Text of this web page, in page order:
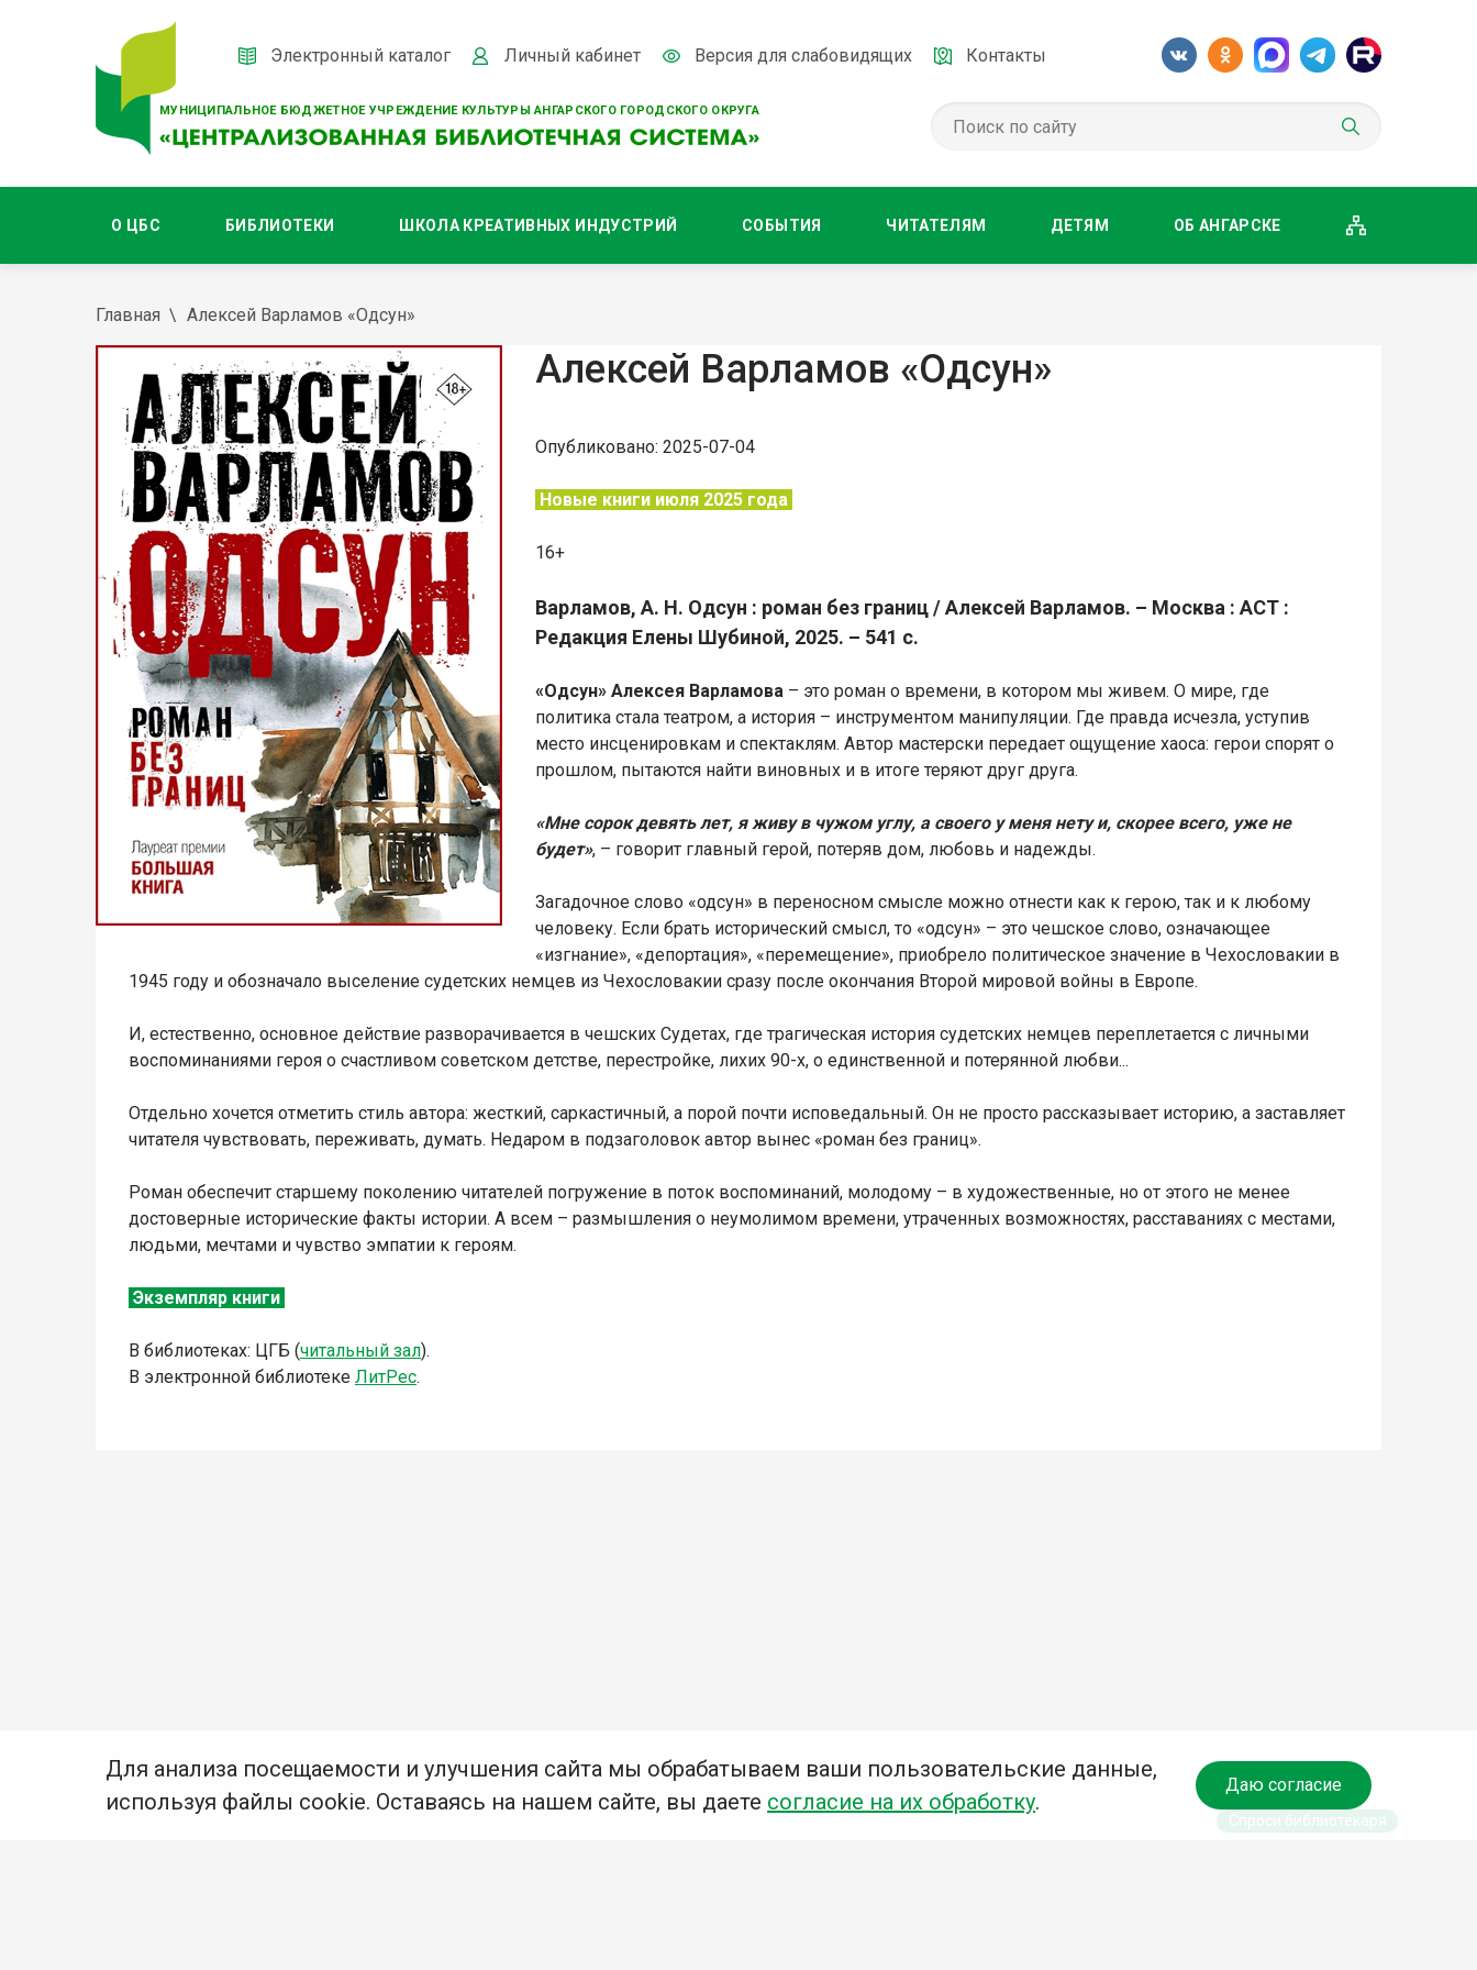
МУНИЦИПАЛЬНОЕ БЮДЖЕТНОЕ УЧРЕЖДЕНИЕ КУЛЬТУРЫ АНГАРСКОГО ГОРОДСКОГО ОКРУГА
Электронный каталог Личный кабинет Версия для слабовидящих Контакты
О ЦБС БИБЛИОТЕКИ ШКОЛА КРЕАТИВНЫХ ИНДУСТРИЙ СОБЫТИЯ ЧИТАТЕЛЯМ ДЕТЯМ ОБ АНГАРСКЕ
Главная Алексей Варламов «Одсун»
Алексей Варламов «Одсун»
Опубликовано: 2025-07-04
Новые книги июля 2025 года
16+
Варламов, А. Н. Одсун : роман без границ / Алексей Варламов. – Москва : АСТ :
Редакция Елены Шубиной, 2025. – 541 с.
«Одсун» Алексея Варламова – это роман о времени, в котором мы живем. О мире, где
политика стала театром, а история – инструментом манипуляции. Где правда исчезла, уступив
место инсценировкам и спектаклям. Автор мастерски передает ощущение хаоса: герои спорят о
прошлом, пытаются найти виновных и в итоге теряют друг друга.
«Мне сорок девять лет, я живу в чужом углу, а своего у меня нету и, скорее всего, уже не
будет», – говорит главный герой, потеряв дом, любовь и надежды.
Загадочное слово «одсун» в переносном смысле можно отнести как к герою, так и к любому
человеку. Если брать исторический смысл, то «одсун» – это чешское слово, означающее
«изгнание», «депортация», «перемещение», приобрело политическое значение в Чехословакии в
1945 году и обозначало выселение судетских немцев из Чехословакии сразу после окончания Второй мировой войны в Европе.
И, естественно, основное действие разворачивается в чешских Судетах, где трагическая история судетских немцев переплетается с личными
воспоминаниями героя о счастливом советском детстве, перестройке, лихих 90-х, о единственной и потерянной любви...
Отдельно хочется отметить стиль автора: жесткий, саркастичный, а порой почти исповедальный. Он не просто рассказывает историю, а заставляет
читателя чувствовать, переживать, думать. Недаром в подзаголовок автор вынес «роман без границ».
Роман обеспечит старшему поколению читателей погружение в поток воспоминаний, молодому – в художественные, но от этого не менее
достоверные исторические факты истории. А всем – размышления о неумолимом времени, утраченных возможностях, расставаниях с местами,
людьми, мечтами и чувство эмпатии к героям.
Экземпляр книги
В библиотеках: ЦГБ (читальный зал).
В электронной библиотеке ЛитРес.
Для анализа посещаемости и улучшения сайта мы обрабатываем ваши пользовательские данные,
используя файлы cookie. Оставаясь на нашем сайте, вы даете согласие на их обработку.
Даю согласие
Спроси библиотекаря